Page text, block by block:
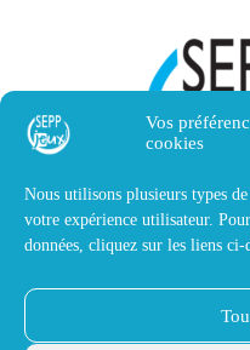
Vos
cookies
Nous utilisons plusieurs types
votre expérience utilisateur.
données, cliquez sur les liens ci-